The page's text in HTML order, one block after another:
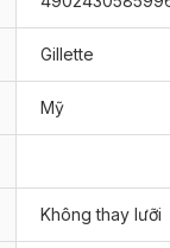
Gillette
Mỹ
Không thay lưỡi